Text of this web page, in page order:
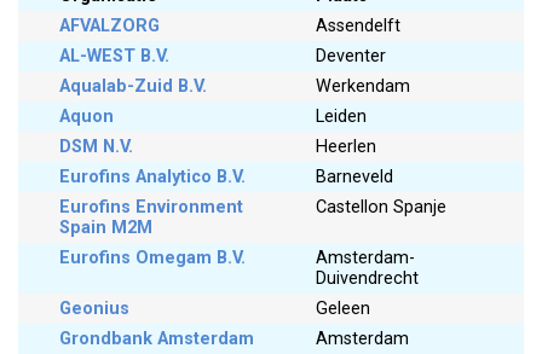
AFVALZORG
Assendelft
AL-WEST B.V.
Deventer
Aqualab-Zuid B.V.
Werkendam
Aquon
Leiden
DSM N.V.
Heerlen
Eurofins Analytico B.V.
Barneveld
Eurofins Environment
Spain M2M
Castellon Spanje
Eurofins Omegam B.V.
Amsterdam-
Duivendrecht
Geonius
Geleen
Grondbank Amsterdam
Amsterdam